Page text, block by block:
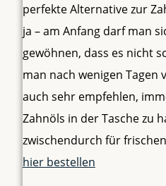
perfekte Alternative zur
ja – am Anfang darf man
gewöhnen, dass es nicht
man nach wenigen Tagen
auch sehr empfehlen,
Zahnöls in der Tasche zu
zwischendurch für
hier bestellen